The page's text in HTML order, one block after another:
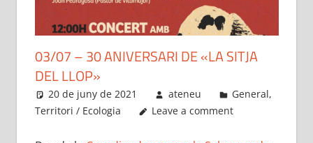
03/07 – 30 ANIVERSARI DE «LA SITJA
DEL LLOP»
20 de juny de 2021 ateneu General,
Territori / Ecologia
Leave a comment